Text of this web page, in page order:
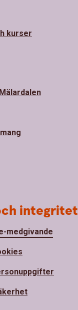
kurser
integritet
medgivande